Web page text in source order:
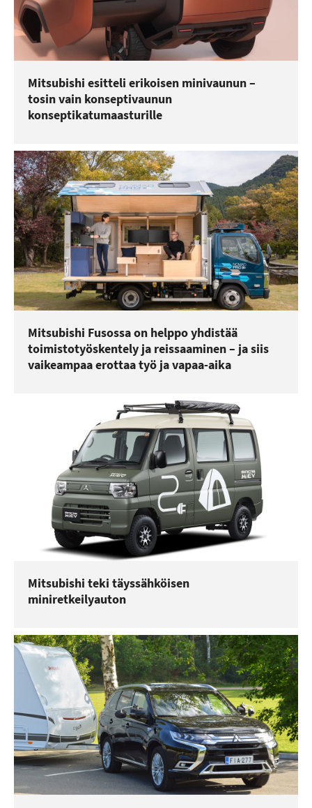
Mitsubishi esitteli erikoisen minivaunun –
tosin vain konseptivaunun
konseptikatumaasturille
Mitsubishi Fusossa on helppo yhdistää
toimistotyöskentely ja reissaaminen – ja siis
vaikeampaa erottaa työ ja vapaa-aika
Mitsubishi teki täyssähköisen
miniretkeilyauton